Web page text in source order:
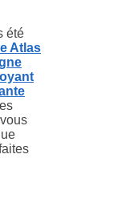
été
Atlas